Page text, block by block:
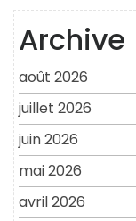
Archive
août 2026
juillet 2026
juin 2026
mai 2026
avril 2026